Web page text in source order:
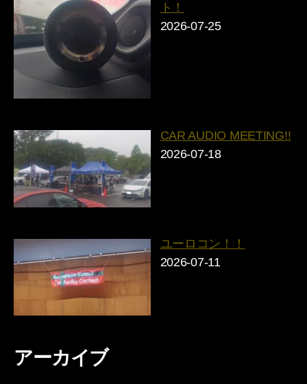
ト！
2026-07-25
CAR AUDIO MEETING!!
2026-07-18
ユーロコン！！
2026-07-11
アーカイブ